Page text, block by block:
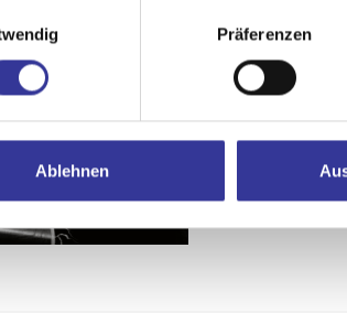
Präferenzen
Ablehnen